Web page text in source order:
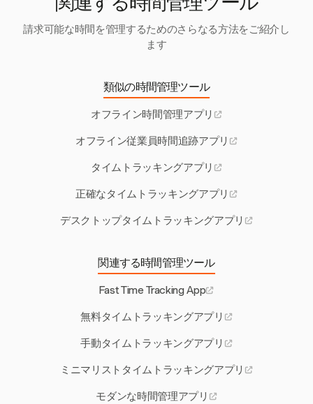
関連する時間管理ツール
請求可能な時間を管理するためのさらなる方法をご紹介し
ます
類似の時間管理ツール
オフライン時間管理アプリ
オフライン従業員時間追跡アプリ
タイムトラッキングアプリ
正確なタイムトラッキングアプリ
デスクトップタイムトラッキングアプリ
関連する時間管理ツール
Fast Time Tracking App
無料タイムトラッキングアプリ
手動タイムトラッキングアプリ
ミニマリストタイムトラッキングアプリ
モダンな時間管理アプリ